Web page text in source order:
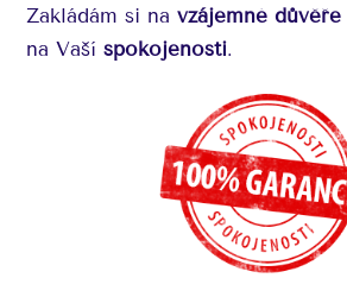
Zakládám si navzájemné důvěře
na Vašíspokojenosti.